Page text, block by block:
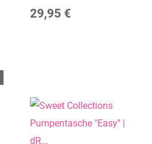
29,95 €